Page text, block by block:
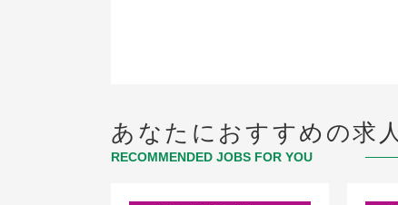
あなたにおすすめの求人
RECOMMENDED JOBS FOR YOU